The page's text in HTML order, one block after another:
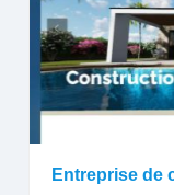
Entreprise de